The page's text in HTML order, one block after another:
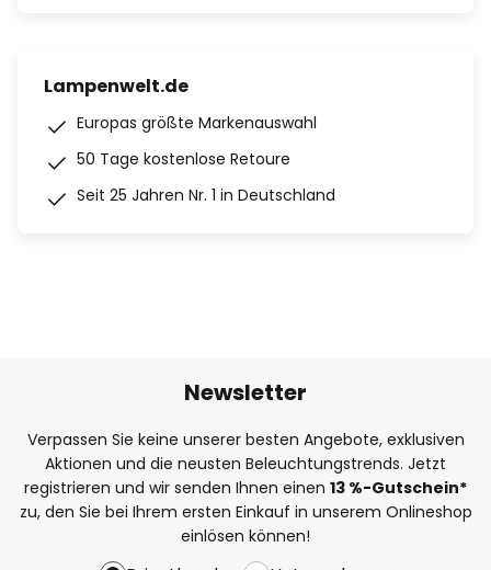
Lampenwelt.de
Europas größte Markenauswahl
50 Tage kostenlose Retoure
Seit 25 Jahren Nr. 1 in Deutschland
Newsletter
Verpassen Sie keine unserer besten Angebote, exklusiven
Aktionen und die neusten Beleuchtungstrends. Jetzt
registrieren und wir senden Ihnen einen 13 %-Gutschein*
zu, den Sie bei Ihrem ersten Einkauf in unserem Onlineshop
einlösen können!